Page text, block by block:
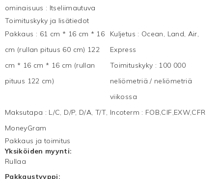
ominaisuus : Itseliimautuva
Toimituskyky ja lisätiedot
Pakkaus : 61 cm * 16 cm * 16
cm (rullan pituus 60 cm) 122
cm * 16 cm * 16 cm (rullan
pituus 122 cm)
Kuljetus : Ocean, Land, Air,
Express
Toimituskyky : 100 000
neliömetriä / neliömetriä
viikossa
Maksutapa : L/C, D/P, D/A, T/T,
MoneyGram
Incoterm : FOB,CIF,EXW,CFR
Pakkaus ja toimitus
Yksiköiden myynti:
Rullaa
Pakkaustyyppi: